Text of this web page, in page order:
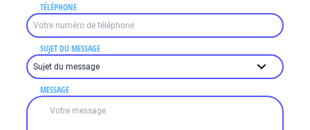
TÉLÉPHONE
SUJET DU MESSAGE
MESSAGE